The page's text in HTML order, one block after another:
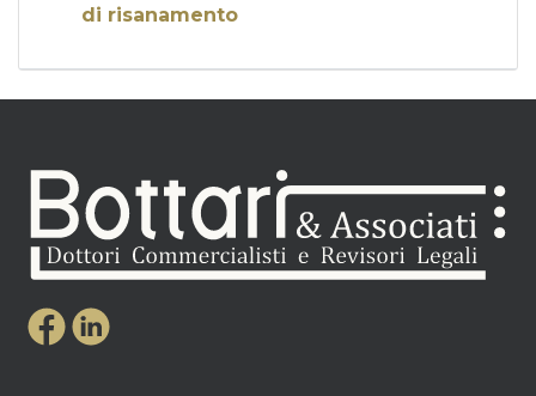
di risanamento